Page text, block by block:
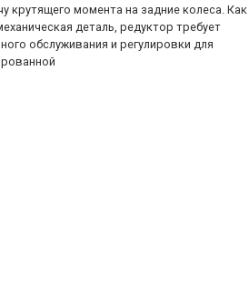
крутящего момента на задние колеса. Как
деталь, редуктор требует
обслуживания и регулировки для